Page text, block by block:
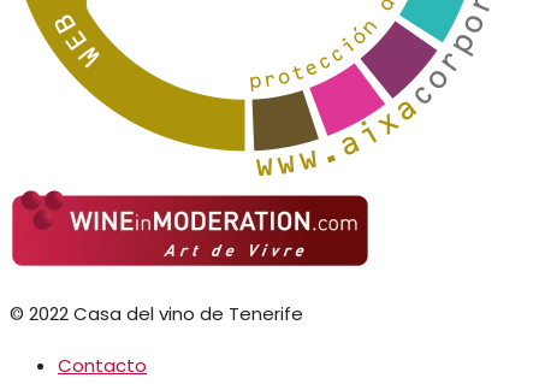
© 2022 Casa del vino de Tenerife
Contacto